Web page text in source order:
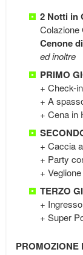
2 Notti in
Colazione
Cenone
ed inoltre
PRIMO
+ Check-
+ A
+ Cena in
+ Caccia
+ Party
+
TERZO
+
+ Super
PROMOZIONE